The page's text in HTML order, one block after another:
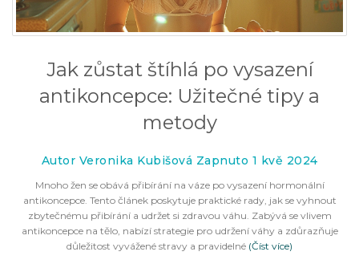
Jak zůstat štíhlá po vysazení
antikoncepce: Užitečné tipy a
metody
Autor Veronika Kubišová Zapnuto 1 kvě 2024
Mnoho žen se obává přibírání na váze po vysazení hormonální
antikoncepce. Tento článek poskytuje praktické rady, jak se vyhnout
zbytečnému přibírání a udržet si zdravou váhu. Zabývá se vlivem
antikoncepce na tělo, nabízí strategie pro udržení váhy a zdůrazňuje
důležitost vyvážené stravy a pravidelné (Číst více)